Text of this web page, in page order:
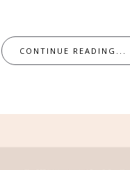
CONTINUE READING...